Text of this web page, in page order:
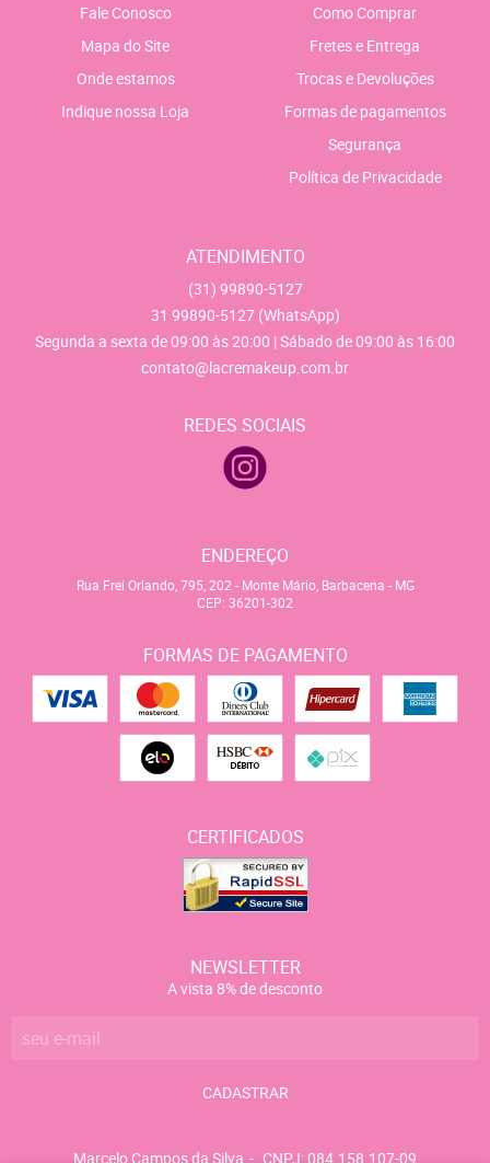
Fale Conosco
Mapa do Site
Onde estamos
Indique nossa Loja
Como Comprar
Fretes e Entrega
Trocas e Devoluções
Formas de pagamentos
Segurança
Política de Privacidade
ATENDIMENTO
(31) 99890-5127
31 99890-5127 (WhatsApp)
Segunda a sexta de 09:00 às 20:00 | Sábado de 09:00 às 16:00
contato@lacremakeup.com.br
REDES SOCIAIS
ENDEREÇO
Rua Frei Orlando, 795, 202 - Monte Mário, Barbacena - MG
CEP: 36201-302
FORMAS DE PAGAMENTO
CERTIFICADOS
NEWSLETTER
A vista 8% de desconto
CADASTRAR
Marcelo Campos da Silva CNPJ: 084.158.107-09